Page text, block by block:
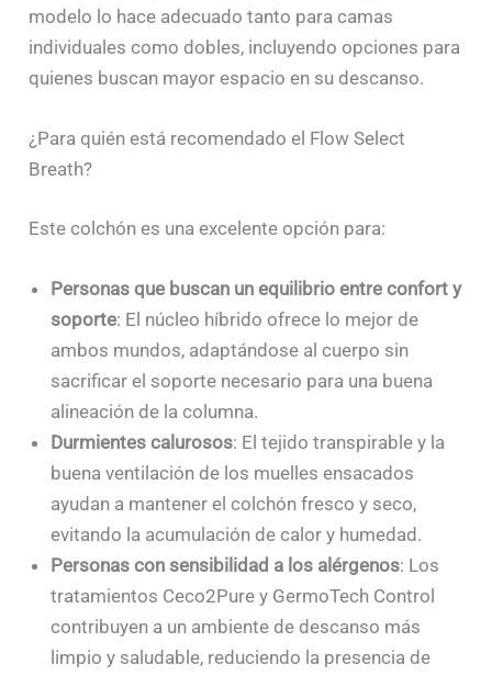
modelo lo hace adecuado tanto para camas
individuales como dobles, incluyendo opciones para
quienes buscan mayor espacio en su descanso.
¿Para quién está recomendado el Flow Select
Breath?
Este colchón es una excelente opción para:
Personas que buscan un equilibrio entre confort y
soporte: El núcleo híbrido ofrece lo mejor de
ambos mundos, adaptándose al cuerpo sin
sacrificar el soporte necesario para una buena
alineación de la columna.
Durmientes calurosos: El tejido transpirable y la
buena ventilación de los muelles ensacados
ayudan a mantener el colchón fresco y seco,
evitando la acumulación de calor y humedad.
Personas con sensibilidad a los alérgenos: Los
tratamientos Ceco2Pure y GermoTech Control
contribuyen a un ambiente de descanso más
limpio y saludable, reduciendo la presencia de